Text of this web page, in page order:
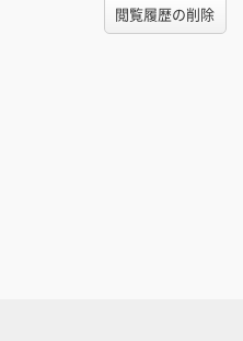
閲覧履歴の削除